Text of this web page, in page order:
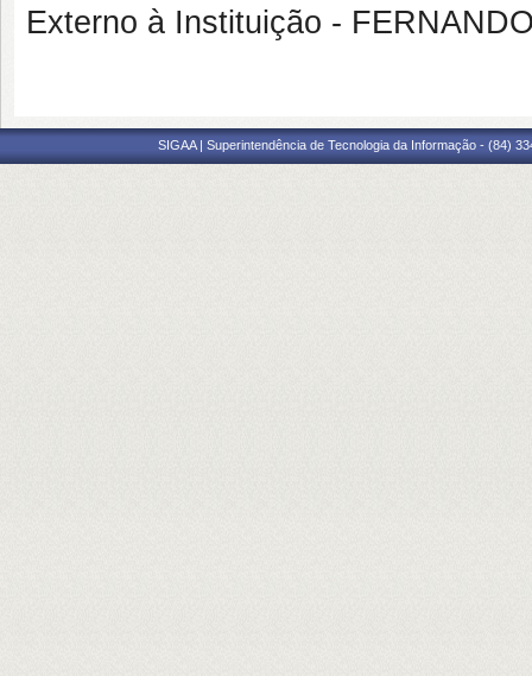
Externo à Instituição -
SIGAA | Superintendência de Tecnologia da Informação - (84)